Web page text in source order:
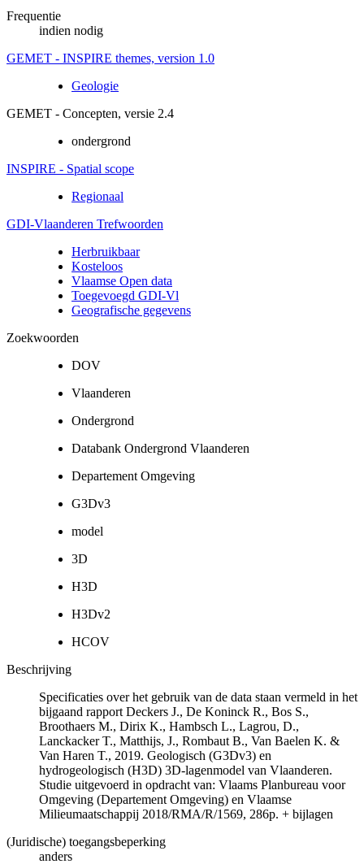
Frequentie
indien nodig
GEMET - INSPIRE themes, version 1.0
Geologie
GEMET - Concepten, versie 2.4
ondergrond
INSPIRE - Spatial scope
Regionaal
GDI-Vlaanderen Trefwoorden
Herbruikbaar
Kosteloos
Vlaamse Open data
Toegevoegd GDI-Vl
Geografische gegevens
Zoekwoorden
DOV
Vlaanderen
Ondergrond
Databank Ondergrond Vlaanderen
Departement Omgeving
G3Dv3
model
3D
H3D
H3Dv2
HCOV
Beschrijving
Specificaties over het gebruik van de data staan vermeld in het
bijgaand rapport Deckers J., De Koninck R., Bos S.,
Broothaers M., Dirix K., Hambsch L., Lagrou, D.,
Lanckacker T., Matthijs, J., Rombaut B., Van Baelen K. &
Van Haren T., 2019. Geologisch (G3Dv3) en
hydrogeologisch (H3D) 3D-lagenmodel van Vlaanderen.
Studie uitgevoerd in opdracht van: Vlaams Planbureau voor
Omgeving (Departement Omgeving) en Vlaamse
Milieumaatschappij 2018/RMA/R/1569, 286p. + bijlagen
(Juridische) toegangsbeperking
anders